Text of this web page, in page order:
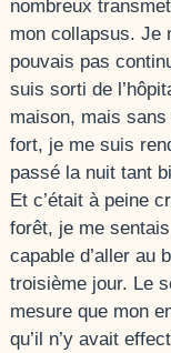
nombreux
mon collapsus. Je
pouvais pas
suis sorti de
maison, mais
fort, je me suis
passé la nuit tant
Et c’était à peine
forêt, je me
capable d’aller au
troisième jour. Le
mesure que mon
qu’il n’y avait